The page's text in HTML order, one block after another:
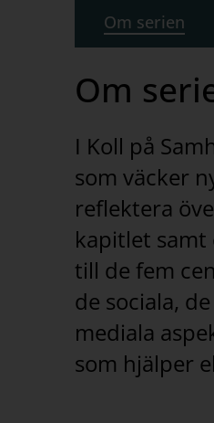
Om serien
Om
I Koll på
som väcker
reflektera
kapitlet
till de fem
de sociala,
mediala
som hjälper